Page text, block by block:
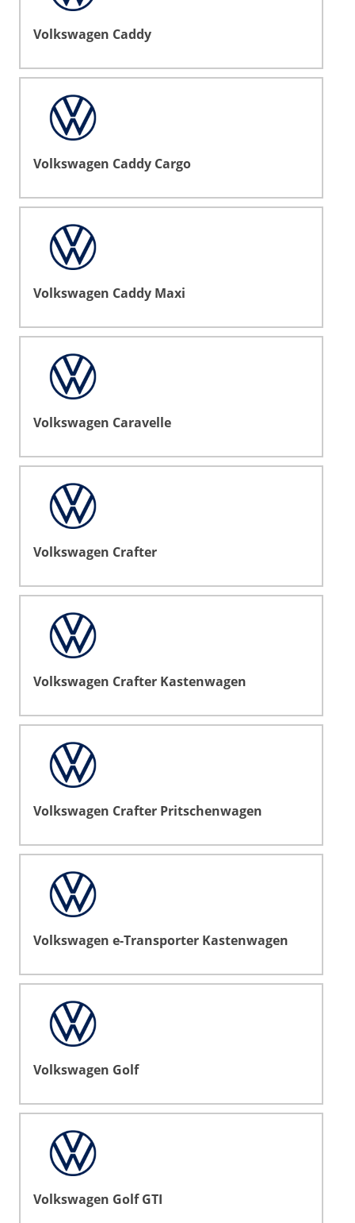
Volkswagen Caddy
Volkswagen Caddy Cargo
Volkswagen Caddy Maxi
Volkswagen Caravelle
Volkswagen Crafter
Volkswagen Crafter Kastenwagen
Volkswagen Crafter Pritschenwagen
Volkswagen e-Transporter Kastenwagen
Volkswagen Golf
Volkswagen Golf GTI